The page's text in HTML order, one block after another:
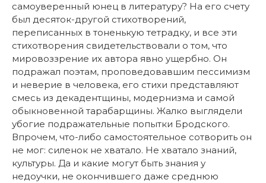
самоуверенный юнец в литературу? На его счету
был десяток-другой стихотворений,
переписанных в тоненькую тетрадку, и все эти
стихотворения свидетельствовали о том, что
мировоззрение их автора явно ущербно. Он
подражал поэтам, проповедовавшим пессимизм
и неверие в человека, его стихи представляют
смесь из декадентщины, модернизма и самой
обыкновенной тарабарщины. Жалко выглядели
убогие подражательные попытки Бродского.
Впрочем, что-либо самостоятельное сотворить он
не мог: силенок не хватало. Не хватало знаний,
культуры. Да и какие могут быть знания у
недоучки, не окончившего даже среднюю